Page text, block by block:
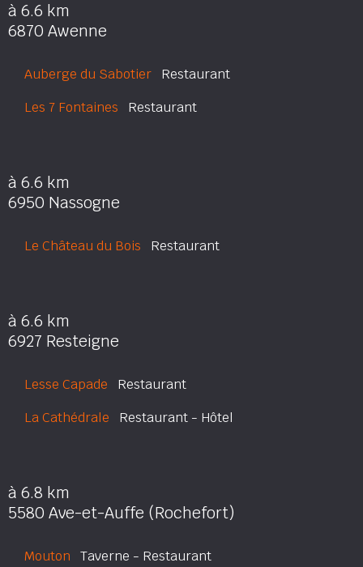
à 6.6 km
6870 Awenne
Auberge du Sabotier Restaurant
Les 7 Fontaines Restaurant
à 6.6 km
6950 Nassogne
Le Château du Bois Restaurant
à 6.6 km
6927 Resteigne
Lesse Capade Restaurant
La Cathédrale Restaurant - Hôtel
à 6.8 km
5580 Ave-et-Auffe (Rochefort)
Mouton Taverne - Restaurant